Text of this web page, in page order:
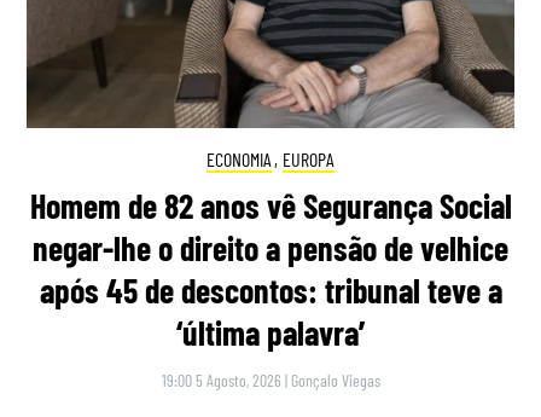
ECONOMIA , EUROPA
Homem de 82 anos vê Segurança Social
negar-lhe o direito a pensão de velhice
após 45 de descontos: tribunal teve a
‘última palavra’
19:00 5 Agosto, 2026 | Gonçalo Viegas